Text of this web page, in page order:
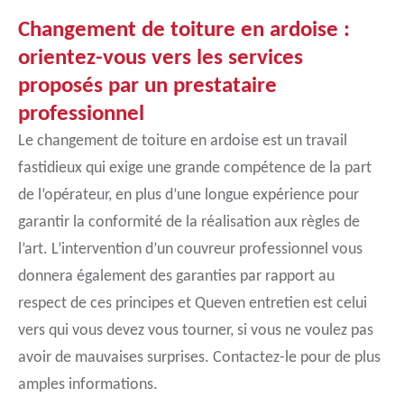
Changement de toiture en ardoise :
orientez-vous vers les services
proposés par un prestataire
professionnel
Le changement de toiture en ardoise est un travail
fastidieux qui exige une grande compétence de la part
de l’opérateur, en plus d’une longue expérience pour
garantir la conformité de la réalisation aux règles de
l’art. L’intervention d’un couvreur professionnel vous
donnera également des garanties par rapport au
respect de ces principes et Queven entretien est celui
vers qui vous devez vous tourner, si vous ne voulez pas
avoir de mauvaises surprises. Contactez-le pour de plus
amples informations.